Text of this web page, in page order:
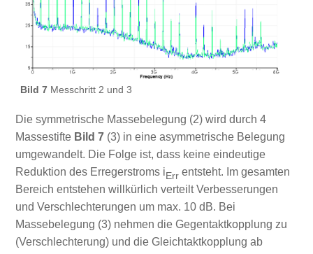
Bild 7Messchritt 2 und 3
Die symmetrische Massebelegung (2) wird durch 4
Massestifte Bild 7(3) in eine asymmetrische Belegung
umgewandelt. Die Folge ist, dass keine eindeutige
Reduktion des Erregerstroms iErrentsteht. Im gesamten
Bereich entstehen willkürlich verteilt Verbesserungen
und Verschlechterungen um max. 10 dB. Bei
Massebelegung (3) nehmen die Gegentaktkopplung zu
(Verschlechterung) und die Gleichtaktkopplung ab